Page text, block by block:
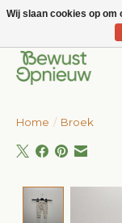
Wij bieden het grootste
Home / Broek
Wij slaan cookies op om